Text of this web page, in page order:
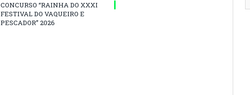
CONCURSO “RAINHA DO XXXI
FESTIVAL DO VAQUEIRO E
PESCADOR” 2026